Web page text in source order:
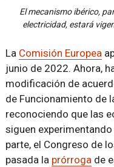
El mecanismo ibérico,
electricidad, estará
La Comisión Europea
junio de 2022. Ahora,
modificación de
de Funcionamiento de
reconociendo que las
siguen
parte, el Congreso de
pasada la prórroga de